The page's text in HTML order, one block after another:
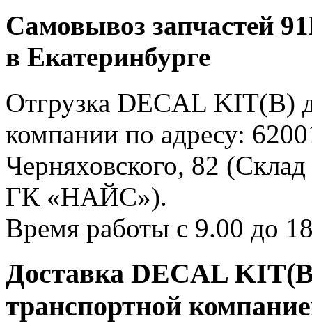
Самовывоз запчастей
в Екатеринбурге
Отгрузка DECAL KIT(B)
компании по адресу:
Черняховского, 82
ГК «НАЙС»).
Время работы с 9.00 до
Доставка DECAL
транспортной